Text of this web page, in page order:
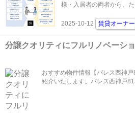
様・入居者の両者から、
2025-10-12 賃貸オーナ
分譲クオリティにフルリノベーシ
おすすめ物件情報【パレス西神
紹介いたします。パレス西神戸